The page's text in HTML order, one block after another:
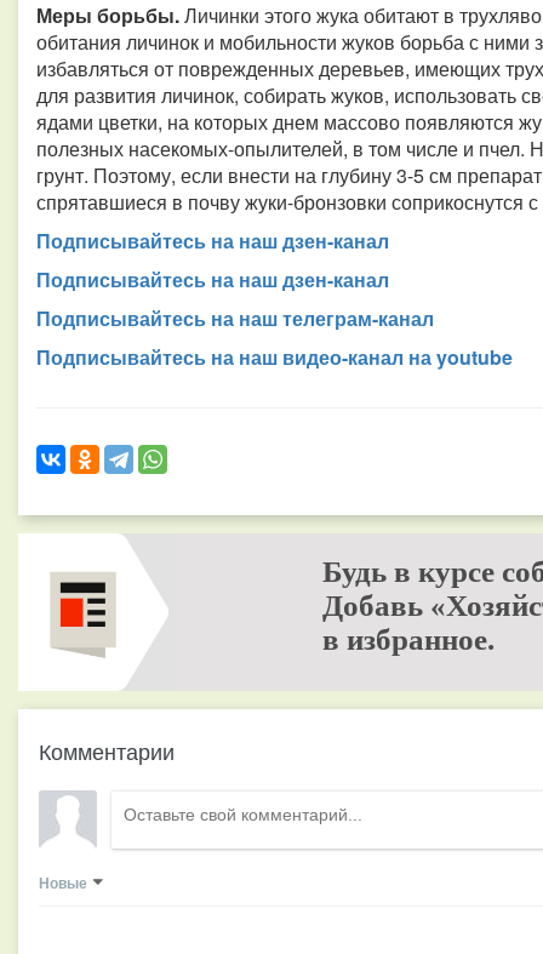
Меры борьбы.Личинки этого жука обитают в
обитания личинок и мобильности жуков борьба с ними
избавляться от поврежденных деревьев, имеющих
для развития личинок, собирать жуков, использовать
ядами цветки, на которых днем массово появляются
полезных насекомых-опылителей, в том числе и пчел.
грунт. Поэтому, если внести на глубину 3-5 см
спрятавшиеся в почву жуки-бронзовки соприкоснутся
Подписывайтесь на наш дзен-канал
Подписывайтесь на наш дзен-канал
Подписывайтесь на наш телеграм-канал
Подписывайтесь на наш видео-канал на youtube
Будь в курсе
Добавь
в избранное.
Комментарии
Новые